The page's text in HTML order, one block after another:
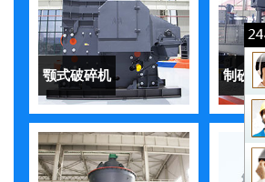
颚式破碎机 制砂机